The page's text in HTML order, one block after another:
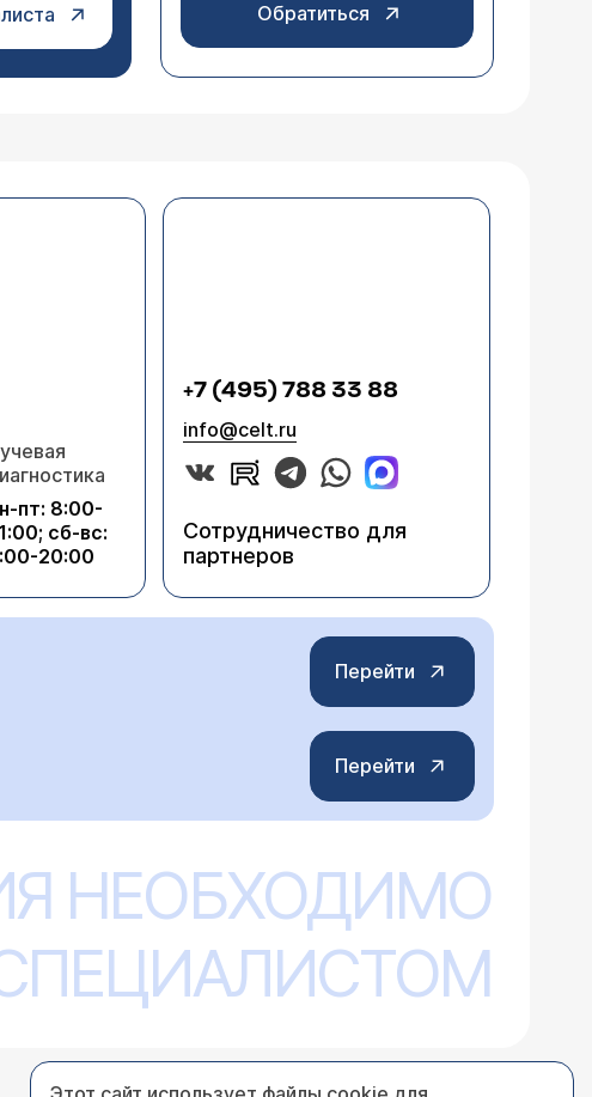
Обратиться
пт: 8:00-
сб-вс:
20:00
+7 (495) 788 33 88
info@celt.ru
Сотрудничество для
партнеров
Перейти
Перейти
НЕОБХОДИМО